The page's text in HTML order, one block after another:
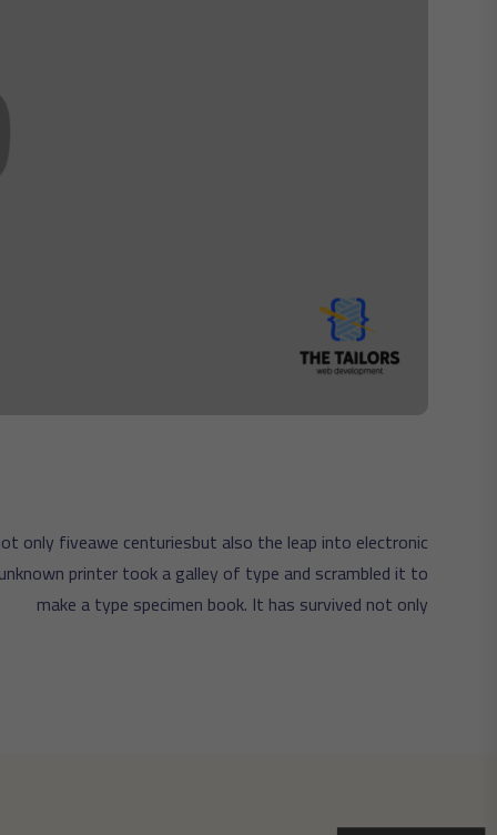
only fiveawe centuriesbut also the leap into electronic
printer took a galley of type and scrambled it to
make a type specimen book. It has survived not only